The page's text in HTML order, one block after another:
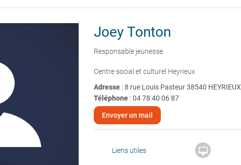
Joey Tonton
Responsable jeunesse
Centre social et culturel Heyrieux
Adresse : 8 rue Louis Pasteur 38540 HEYRIEUX
Téléphone:04 78 40 06 87
Envoyer un mail
Liens utiles 